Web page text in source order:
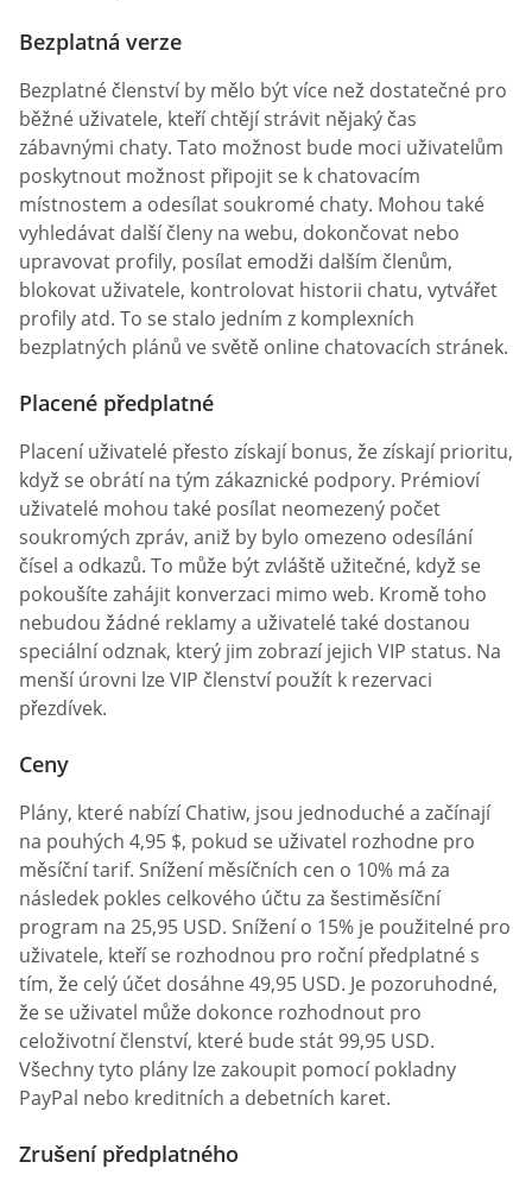
Bezplatná verze
Bezplatné členství by mělo být více než dostatečné pro
běžné uživatele, kteří chtějí strávit nějaký čas
zábavnými chaty. Tato možnost bude moci uživatelům
poskytnout možnost připojit se k chatovacím
místnostem a odesílat soukromé chaty. Mohou také
vyhledávat další členy na webu, dokončovat nebo
upravovat profily, posílat emodži dalším členům,
blokovat uživatele, kontrolovat historii chatu, vytvářet
profily atd. To se stalo jedním z komplexních
bezplatných plánů ve světě online chatovacích stránek.
Placené předplatné
Placení uživatelé přesto získají bonus, že získají prioritu,
když se obrátí na tým zákaznické podpory. Prémioví
uživatelé mohou také posílat neomezený počet
soukromých zpráv, aniž by bylo omezeno odesílání
čísel a odkazů. To může být zvláště užitečné, když se
pokoušíte zahájit konverzaci mimo web. Kromě toho
nebudou žádné reklamy a uživatelé také dostanou
speciální odznak, který jim zobrazí jejich VIP status. Na
menší úrovni lze VIP členství použít k rezervaci
přezdívek.
Ceny
Plány, které nabízí Chatiw, jsou jednoduché a začínají
na pouhých 4,95 $, pokud se uživatel rozhodne pro
měsíční tarif. Snížení měsíčních cen o 10% má za
následek pokles celkového účtu za šestiměsíční
program na 25,95 USD. Snížení o 15% je použitelné pro
uživatele, kteří se rozhodnou pro roční předplatné s
tím, že celý účet dosáhne 49,95 USD. Je pozoruhodné,
že se uživatel může dokonce rozhodnout pro
celoživotní členství, které bude stát 99,95 USD.
Všechny tyto plány lze zakoupit pomocí pokladny
PayPal nebo kreditních a debetních karet.
Zrušení předplatného